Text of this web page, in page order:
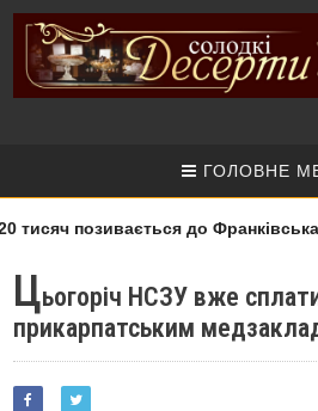
ГОЛОВНЕ
позивається до Франківська
Цьогоріч НСЗУ вже
прикарпатським